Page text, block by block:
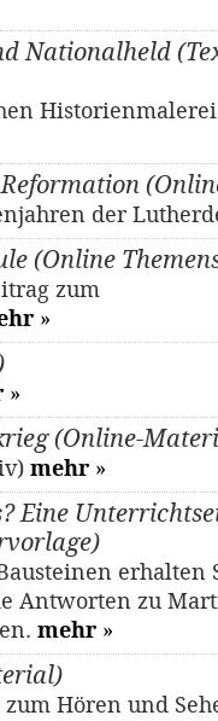
Nationalheld
Historienmalerei
der
(Online
zum
»
»
(Online-
mehr »
Eine
erhalten
Antworten zu
mehr »
Hören und